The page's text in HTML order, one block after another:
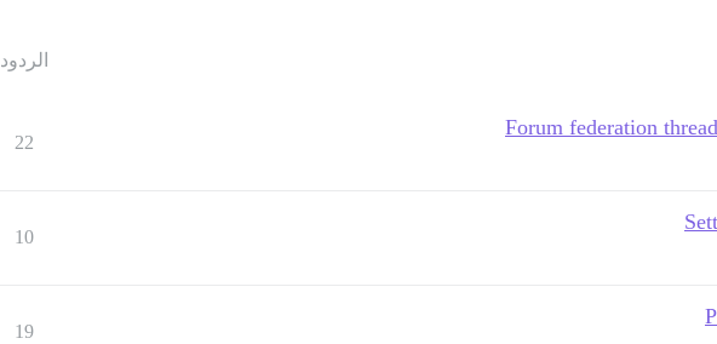
الردود
Forum federation
22
10
19